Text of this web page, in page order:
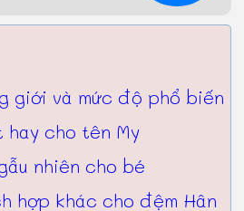
giới và mức độ phổ biến
hay cho tên My
nhiên cho bé
hợp khác cho đệm Hân